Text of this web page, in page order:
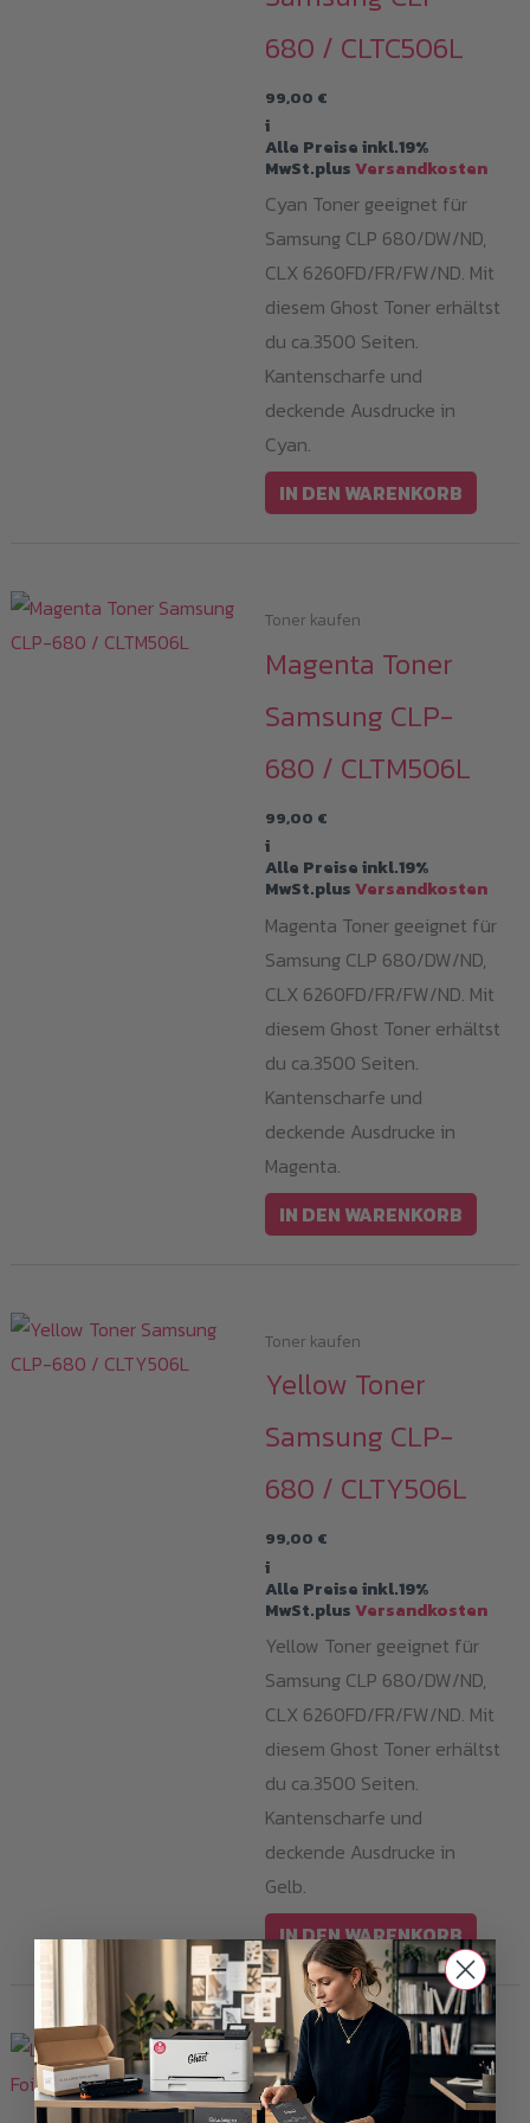
680 / CLTC506L
99,00 €
i
Alle Preise inkl.19%
MwSt.plusVersandkosten
Cyan Toner geeignet für
Samsung CLP 680/DW/ND,
CLX 6260FD/FR/FW/ND. Mit
diesem Ghost Toner erhältst
du ca.3500 Seiten.
Kantenscharfe und
deckende Ausdrucke in
Cyan.
IN DEN WARENKORB
Toner kaufen
Magenta Toner
Samsung CLP-
680 / CLTM506L
99,00 €
i
Alle Preise inkl.19%
MwSt.plusVersandkosten
Magenta Toner geeignet für
Samsung CLP 680/DW/ND,
CLX 6260FD/FR/FW/ND. Mit
diesem Ghost Toner erhältst
du ca.3500 Seiten.
Kantenscharfe und
deckende Ausdrucke in
Magenta.
IN DEN WARENKORB
Toner kaufen
Yellow Toner
Samsung CLP-
680 / CLTY506L
99,00 €
i
Alle Preise inkl.19%
MwSt.plusVersandkosten
Yellow Toner geeignet für
Samsung CLP 680/DW/ND,
CLX 6260FD/FR/FW/ND. Mit
diesem Ghost Toner erhältst
du ca.3500 Seiten.
Kantenscharfe und
deckende Ausdrucke in
Gelb.
IN DEN WARENKORB
Transferfolien
Laser-Dark (No-